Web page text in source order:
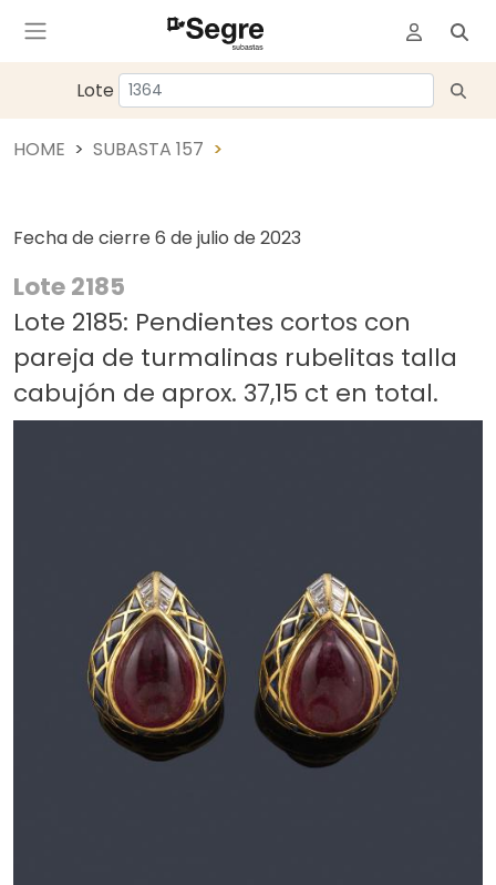
Lote
HOME SUBASTA 157
Fecha de cierre 6 de julio de 2023
Lote 2185
Lote 2185: Pendientes cortos con
pareja de turmalinas rubelitas talla
cabujón de aprox. 37,15 ct en total.